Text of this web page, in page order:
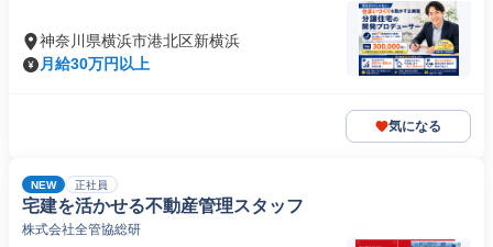
神奈川県横浜市港北区新横浜
月給30万円以上
気になる
NEW 正社員
宅建を活かせる不動産管理スタッフ
株式会社全管協総研